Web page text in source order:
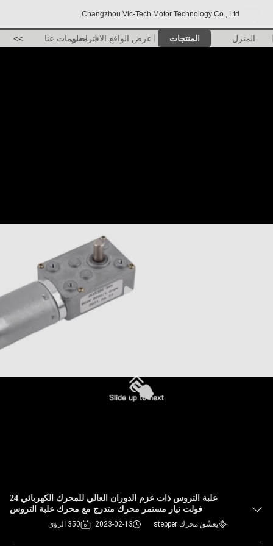
Changzhou Vic-Tech Motor Technology Co., Ltd.
المنزل المنتجات عرض الواقع الافتراضيمعلومات عنا >>
علبة التروس ذات عزم الدوران العالي للمحرك الكهربائي 24
فولت تيار مستمر محرك متدرج مع محرك علبة التروس
يعشّق محرك stepper 2023-02-13 350 الرؤى